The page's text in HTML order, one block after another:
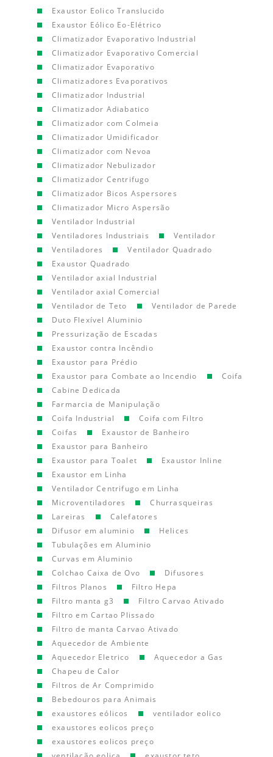
Exaustor Eolico Translucido
Exaustor Eólico Eo-Elétrico
Climatizador Evaporativo Industrial
Climatizador Evaporativo Comercial
Climatizador Evaporativo
Climatizadores Evaporativos
Climatizador Industrial
Climatizador Adiabatico
Climatizador com Colmeia
Climatizador Umidificador
Climatizador com Nevoa
Climatizador Nebulizador
Climatizador Centrifugo
Climatizador Bicos Aspersores
Climatizador Micro Aspersão
Ventilador Industrial
Ventiladores Industriais
Ventilador
Ventiladores
Ventilador Quadrado
Exaustor Quadrado
Ventilador axial Industrial
Ventilador axial Comercial
Ventilador de Teto
Ventilador de Parede
Duto Flexível Aluminio
Pressurização de Escadas
Exaustor contra Incêndio
Exaustor para Prédio
Exaustor para Combate ao Incendio
Coifa
Cabine Dedicada
Farmarcia de Manipulação
Coifa Industrial
Coifa com Filtro
Coifas
Exaustor de Banheiro
Exaustor para Banheiro
Exaustor para Toalet
Exaustor Inline
Exaustor em Linha
Ventilador Centrifugo em Linha
Microventiladores
Churrasqueiras
Lareiras
Calefatores
Difusor em aluminio
Helices
Tubulações em Aluminio
Curvas em Aluminio
Colchao Caixa de Ovo
Difusores
Filtros Planos
Filtro Hepa
Filtro manta g3
Filtro Carvao Ativado
Filtro em Cartao Plissado
Filtro de manta Carvao Ativado
Aquecedor de Ambiente
Aquecedor Eletrico
Aquecedor a Gas
Chapeu de Calor
Filtros de Ar Comprimido
Bebedouros para Animais
exaustores eólicos
ventilador eolico
exaustores eolicos preço
exaustores eolicos preço